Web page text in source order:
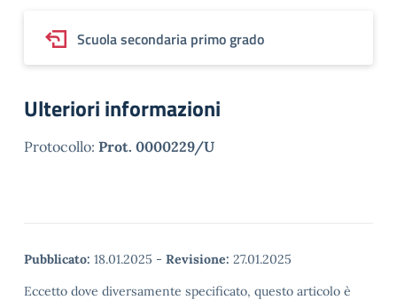
Scuola secondaria primo grado
Ulteriori informazioni
Protocollo: Prot. 0000229/U
Pubblicato: 18.01.2025 - Revisione: 27.01.2025
Eccetto dove diversamente specificato, questo articolo è